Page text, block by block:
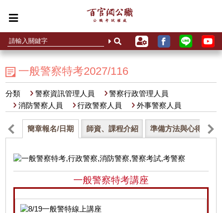
一般警察特考2027/116
分類 警察資訊管理人員
警察行政管理人員
消防警察人員
行政警察人員 外事警察人員
簡章報名/日期 師資、課程介紹 準備方法與心得分享
一般警察特考講座